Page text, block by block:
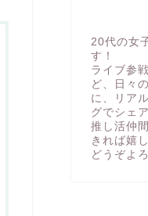
20代の女
す！
ライブ参
ど、日々
に、リア
グでシェ
推し活仲
きれば嬉
どうぞよ